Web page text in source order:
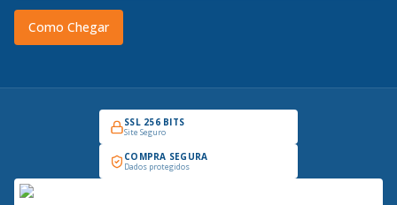
Como Chegar
SSL 256 BITS
Site Seguro
COMPRA SEGURA
Dados protegidos